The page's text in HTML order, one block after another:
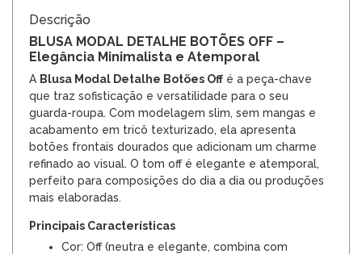
Descrição
BLUSA MODAL DETALHE BOTÕES OFF –
Elegância Minimalista e Atemporal
A Blusa Modal Detalhe Botões Off é a peça-chave
que traz sofisticação e versatilidade para o seu
guarda-roupa. Com modelagem slim, sem mangas e
acabamento em tricô texturizado, ela apresenta
botões frontais dourados que adicionam um charme
refinado ao visual. O tom off é elegante e atemporal,
perfeito para composições do dia a dia ou produções
mais elaboradas.
Principais Características
Cor: Off (neutra e elegante, combina com